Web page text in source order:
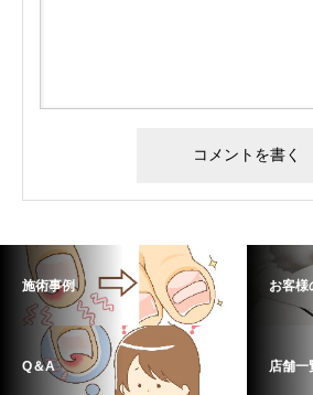
施術事例 お客様
Q＆A 店舗一